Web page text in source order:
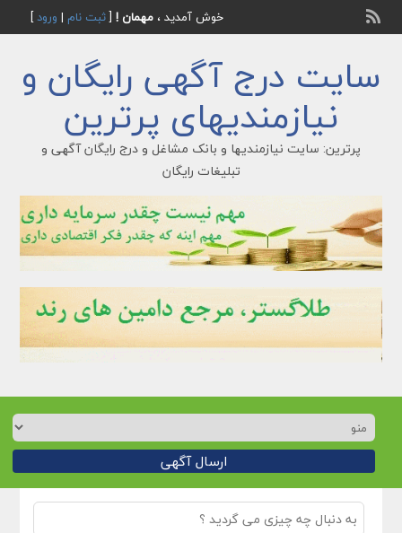
خوش آمدید ، مهمان ![ثبت نام | ورود]
سایت درج آگهی رایگان و
نیازمندیهای پرترین
پرترین: سایت نیازمندیها و بانک مشاغل و درج رایگان آگهی و
تبلیغات رایگان
ارسال آگهی